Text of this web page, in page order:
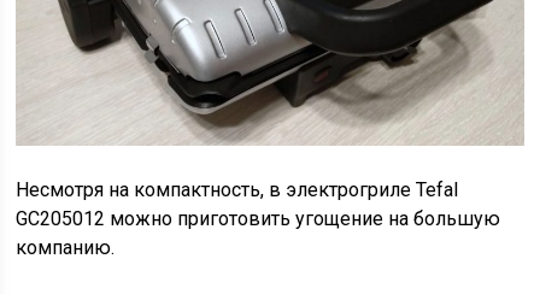
Несмотря на компактность, в электрогриле Tefal
GC205012 можно приготовить угощение на большую
компанию.